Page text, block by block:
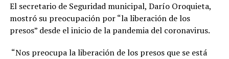
El secretario de Seguridad municipal, Darío Oroquieta,
mostró su preocupación por “la liberación de los
presos” desde el inicio de la pandemia del coronavirus.
“Nos preocupa la liberación de los presos que se está